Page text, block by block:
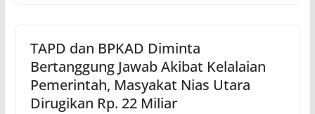
TAPD dan BPKAD Diminta
Bertanggung Jawab Akibat Kelalaian
Pemerintah, Masyakat Nias Utara
Dirugikan Rp. 22 Miliar